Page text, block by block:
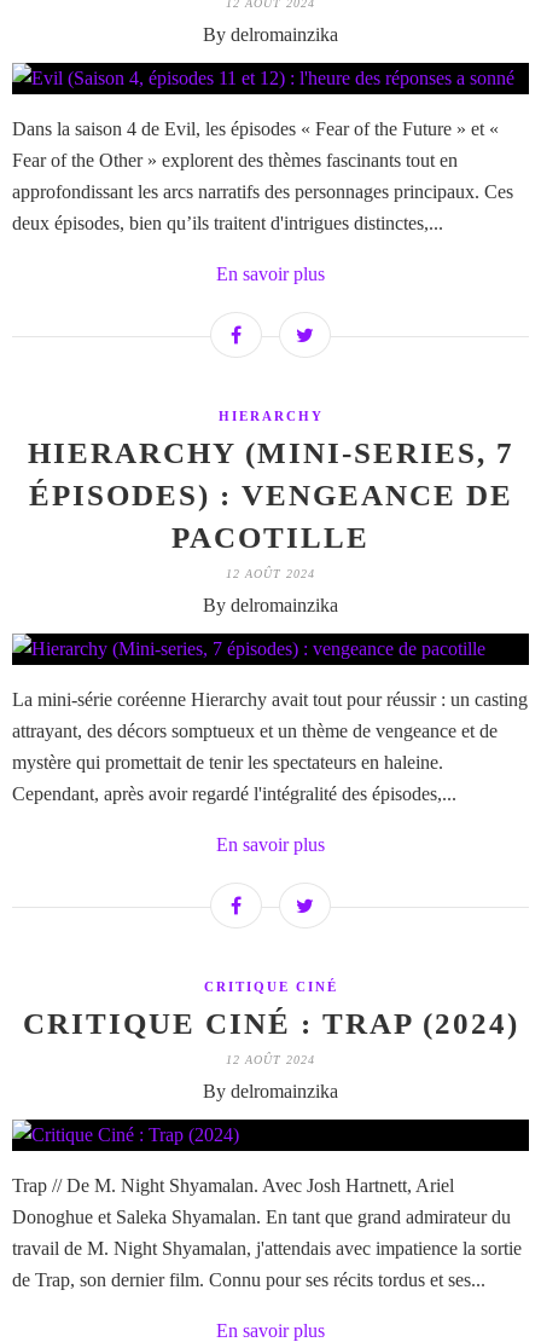
12 AOÛT 2024
By delromainzika
Dans la saison 4 de Evil, les épisodes « Fear of the Future » et «
Fear of the Other » explorent des thèmes fascinants tout en
approfondissant les arcs narratifs des personnages principaux. Ces
deux épisodes, bien qu’ils traitent d'intrigues distinctes,...
En savoir plus
HIERARCHY
HIERARCHY (MINI-SERIES, 7
ÉPISODES) : VENGEANCE DE
PACOTILLE
12 AOÛT 2024
By delromainzika
La mini-série coréenne Hierarchy avait tout pour réussir : un casting
attrayant, des décors somptueux et un thème de vengeance et de
mystère qui promettait de tenir les spectateurs en haleine.
Cependant, après avoir regardé l'intégralité des épisodes,...
En savoir plus
CRITIQUE CINÉ
CRITIQUE CINÉ : TRAP (2024)
12 AOÛT 2024
By delromainzika
Trap // De M. Night Shyamalan. Avec Josh Hartnett, Ariel
Donoghue et Saleka Shyamalan. En tant que grand admirateur du
travail de M. Night Shyamalan, j'attendais avec impatience la sortie
de Trap, son dernier film. Connu pour ses récits tordus et ses...
En savoir plus